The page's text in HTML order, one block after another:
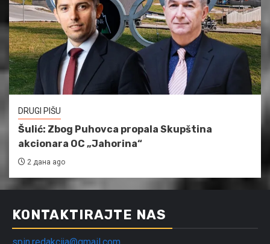
DRUGI PIŠU
Šulić: Zbog Puhovca propala Skupština
akcionara OC „Jahorina“
2 дана ago
KONTAKTIRAJTE NAS